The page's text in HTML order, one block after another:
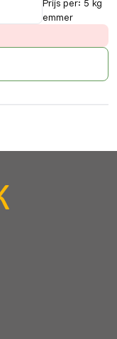
Prijs per: 5 kg
emmer